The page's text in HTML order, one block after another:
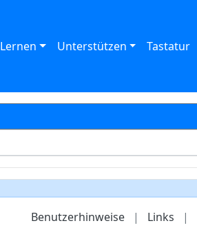
Lernen Unterstützen Tastatur
Benutzerhinweise | Links |